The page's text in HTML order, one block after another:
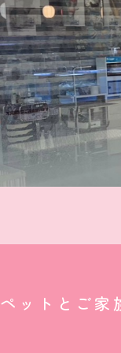
ペットとご家